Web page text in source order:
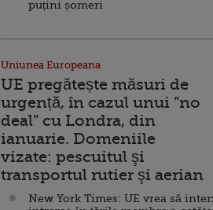
puțini șomeri
Uniunea Europeana
UE pregătește măsuri de
urgență, în cazul unui ”no
deal” cu Londra, din
ianuarie. Domeniile
vizate: pescuitul şi
transportul rutier şi aerian
New York Times: UE vrea să